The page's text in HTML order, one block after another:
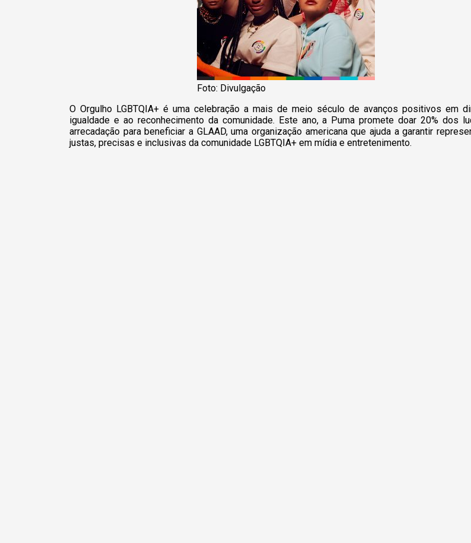
Foto: Divulgação
​​O Orgulho LGBTQIA+ é uma celebração a mais de meio século de avanços positivos em
igualdade e ao reconhecimento da comunidade. Este ano, a Puma promete doar 20% dos
arrecadação para beneficiar a GLAAD, uma organização americana que ajuda a garantir
justas, precisas e inclusivas da comunidade LGBTQIA+ em mídia e entretenimento.